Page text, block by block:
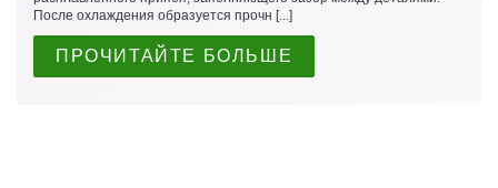
После охлаждения образуется прочн [...]
ПРОЧИТАЙТЕ БОЛЬШЕ